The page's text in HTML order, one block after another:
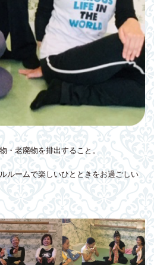
・老廃物を排出すること。
ルームで楽しいひとときをお過ごしい